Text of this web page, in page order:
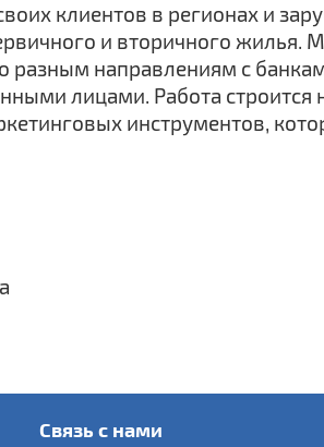
клиентов в регионах и
и вторичного жилья.
разным направлениям с
лицами. Работа строится
инструментов,
Связь с нами